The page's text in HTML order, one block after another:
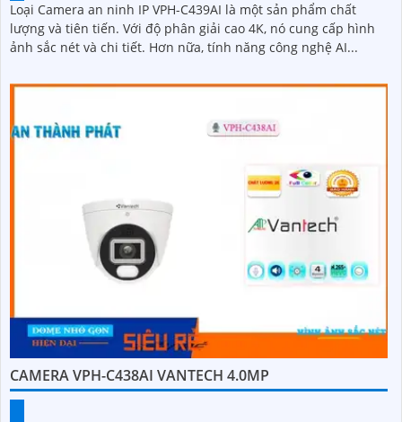
Loại Camera an ninh IP VPH-C439AI là một sản phẩm chất
lượng và tiên tiến. Với độ phân giải cao 4K, nó cung cấp hình
ảnh sắc nét và chi tiết. Hơn nữa, tính năng công nghệ AI...
CAMERA VPH-C438AI VANTECH 4.0MP